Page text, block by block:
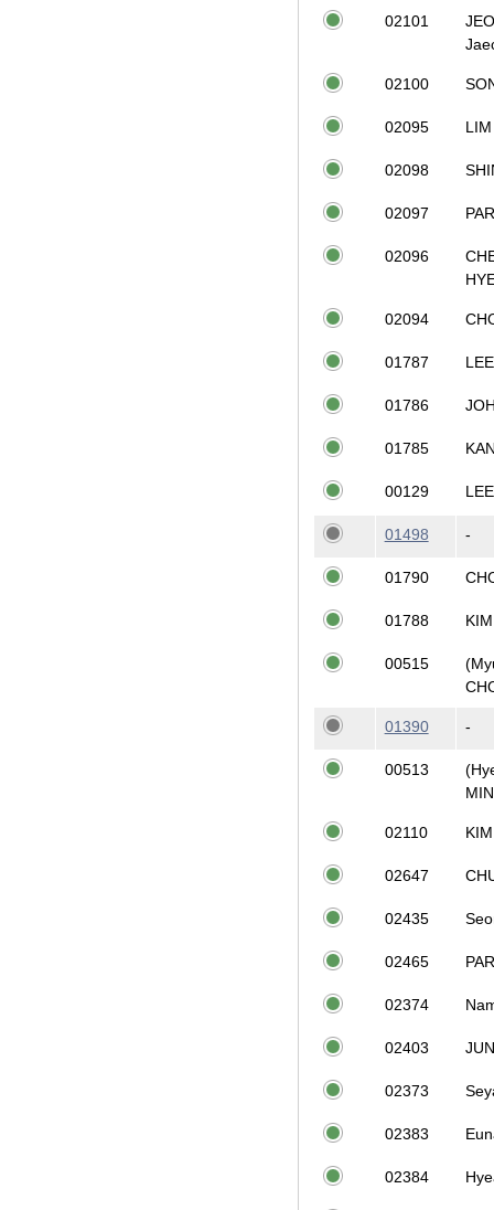
02101
02100
02095
02098
02097
02096
02094
01787 LEE
01786
01785
00129 LEE
01498 -
01790
01788 KIM
00515
01390 -
00513
02110 KIM
02647
02435
02465
02374
02403
02373
02383
02384